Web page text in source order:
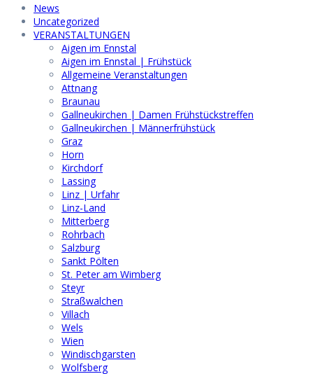
News
Uncategorized
VERANSTALTUNGEN
Aigen im Ennstal
Aigen im Ennstal | Frühstück
Allgemeine Veranstaltungen
Attnang
Braunau
Gallneukirchen | Damen Frühstückstreffen
Gallneukirchen | Männerfrühstück
Graz
Horn
Kirchdorf
Lassing
Linz | Urfahr
Linz-Land
Mitterberg
Rohrbach
Salzburg
Sankt Pölten
St. Peter am Wimberg
Steyr
Straßwalchen
Villach
Wels
Wien
Windischgarsten
Wolfsberg